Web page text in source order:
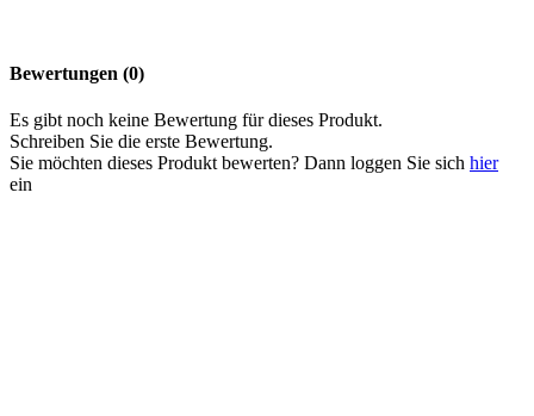
Bewertungen (0)
Es gibt noch keine Bewertung für dieses Produkt.
Schreiben Sie die erste Bewertung.
Sie möchten dieses Produkt bewerten? Dann loggen Sie sich hier
ein